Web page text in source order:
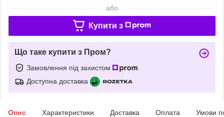
або
Купити з
Що таке купити з Пром?
Замовлення під захистом
Доступна доставка
Опис Характеристики Доставка Оплата Умови